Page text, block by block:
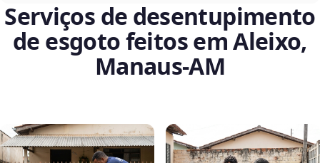
Serviços de desentupimento
de esgoto feitos em Aleixo,
Manaus‑AM